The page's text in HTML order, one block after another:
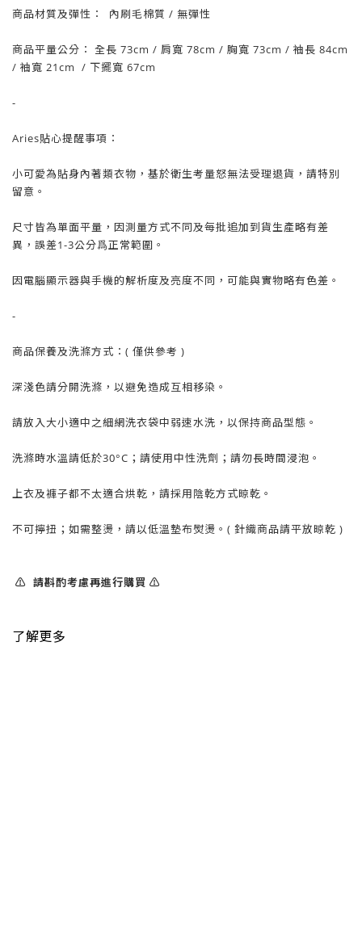
商品材質及彈性： 內刷毛棉質 / 無彈性
商品平量公分： 全長 73cm / 肩寬 78cm / 胸寬 73cm / 袖長 84cm
/ 袖寬 21cm / 下擺寬 67cm
-
Aries貼心提醒事項：
小可愛為貼身內著類衣物，基於衛生考量怒無法受理退貨，請特別
留意。
尺寸皆為單面平量，因測量方式不同及每批追加到貨生產略有差
異，誤差1-3公分爲正常範圍。
因電腦顯示器與手機的解析度及亮度不同，可能與實物略有色差。
-
商品保養及洗滌方式：( 僅供參考 )
深淺色請分開洗滌，以避免造成互相移染。
請放入大小適中之細網洗衣袋中弱速水洗，以保持商品型態。
洗滌時水溫請低於30°C；請使用中性洗劑；請勿長時間浸泡。
上衣及褲子都不太適合烘乾，請採用陰乾方式晾乾。
不可擰扭；如需整燙，請以低溫墊布熨燙。( 針織商品請平放晾乾 )
⚠️ 請斟酌考慮再進行購買 ⚠️
了解更多